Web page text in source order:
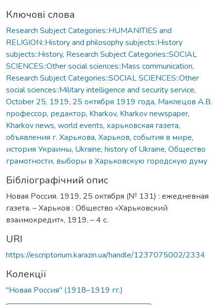
Ключові слова
Research Subject Categories::HUMANITIES and
RELIGION::History and philosophy subjects::History
subjects::History, Research Subject Categories::SOCIAL
SCIENCES::Other social sciences::Mass communication,
Research Subject Categories::SOCIAL SCIENCES::Other
social sciences::Military intelligence and security service,
October 25, 1919, 25 октября 1919 года, Маклецов А.В.
профессор, редактор, Kharkov, Kharkov newspaper,
Kharkov news, world events, харьковская газета,
объявления г. Харькова, Харьков, события в мире,
история Украины, Ukraine, history of Ukraine, Общество
грамотности, выборы в Харьковскую городскую думу
Бібліографічний опис
Новая Россия. 1919, 25 октября (№ 131) : ежедневная
газета. – Харьков : Общество «Харьковский
взаимокредит», 1919. – 4 с.
URI
https://escriptorium.karazin.ua/handle/1237075002/2334
Колекції
"Новая Россия" (1918–1919 гг.)